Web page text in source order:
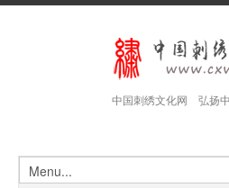
中国刺绣文化网 弘扬